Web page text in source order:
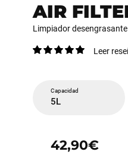
AIR
Limpiador
Leer
Capacidad
5L
42,90€